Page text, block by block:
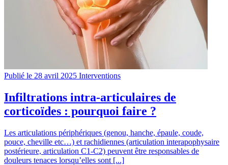
Publié le 28 avril 2025 Interventions
Infiltrations intra-articulaires de
corticoïdes : pourquoi faire ?
Les articulations périphériques (genou, hanche, épaule, coude,
pouce, cheville etc…) et rachidiennes (articulation interapophysaire
postérieure, articulation C1-C2) peuvent être responsables de
douleurs tenaces lorsqu’elles sont [...]